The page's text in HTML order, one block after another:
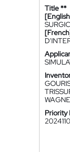
Title **
Priority